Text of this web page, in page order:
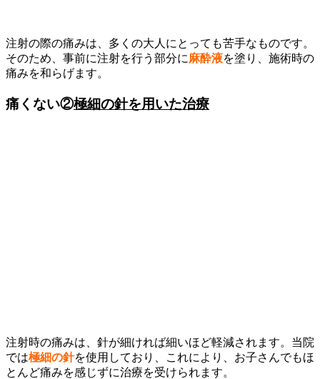
注射の際の痛みは、多くの大人にとっても苦手なものです。
そのため、事前に注射を行う部分に麻酔液を塗り、施術時の
痛みを和らげます。
痛くない②極細の針を用いた治療
注射時の痛みは、針が細ければ細いほど軽減されます。当院
では極細の針を使用しており、これにより、お子さんでもほ
とんど痛みを感じずに治療を受けられます。